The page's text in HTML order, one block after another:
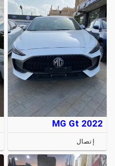
MG Gt 2022
إتصال